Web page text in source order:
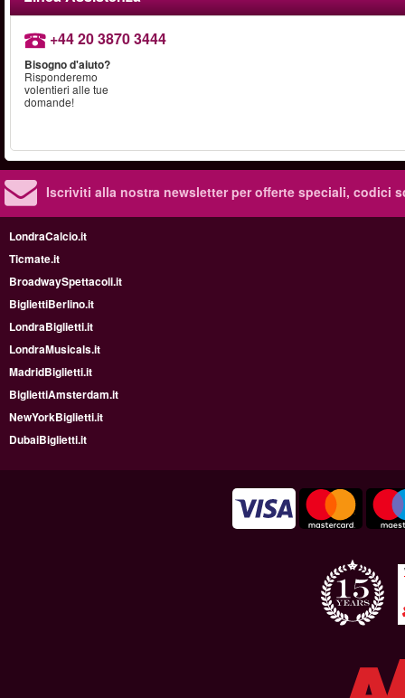
+44 20 3870 3444
Bisogno d'aiuto?
Risponderemo
volentieri alle tue
domande!
Iscriviti alla nostra newsletter per offerte speciali, codici
LondraCalcio.it
Ticmate.it
BroadwaySpettacoli.it
BigliettiBerlino.it
LondraBiglietti.it
LondraMusicals.it
MadridBiglietti.it
BigliettiAmsterdam.it
NewYorkBiglietti.it
DubaiBiglietti.it